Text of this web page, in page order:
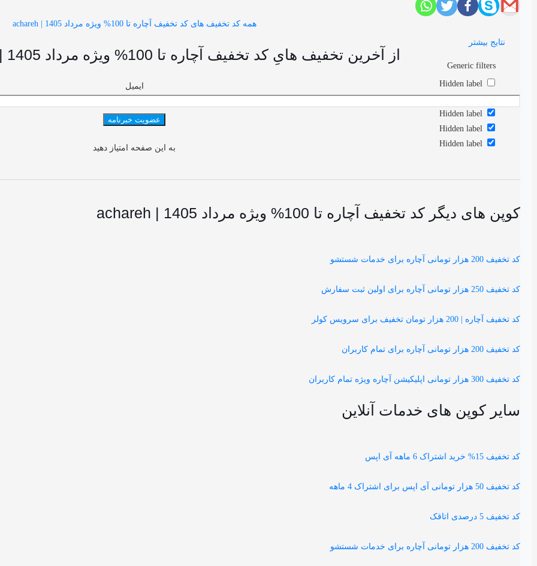
نتایج بیشتر
Generic filters
Hidden label
Exact matches only
Hidden label
Hidden label
Hidden label
همه کد تخفیف های کد تخفیف آچاره تا 100% ویژه مرداد 1405 | achareh
از آخرین تخفیف هایِ کد تخفیف آچاره تا 100% ویژه مرداد 1405 | achareh باخبر شوید
ایمیل
به این صفحه امتیاز دهید
کوپن های دیگر کد تخفیف آچاره تا 100% ویژه مرداد 1405 | achareh
کد تخفیف 200 هزار تومانی آچاره برای خدمات شستشو
کد تخفیف 250 هزار تومانی آچاره برای اولین ثبت سفارش
کد تخفیف آچاره | 200 هزار تومان تخفیف برای سرویس کولر
کد تخفیف 200 هزار تومانی آچاره برای تمام کاربران
کد تخفیف 300 هزار تومانی اپلیکیشن آچاره ویژه تمام کاربران
سایر کوپن های خدمات آنلاین
کد تخفیف 15% خرید اشتراک 6 ماهه آی اپس
کد تخفیف 50 هزار تومانی آی اپس برای اشتراک 4 ماهه
کد تخفیف 5 درصدی اتاقک
کد تخفیف 200 هزار تومانی آچاره برای خدمات شستشو